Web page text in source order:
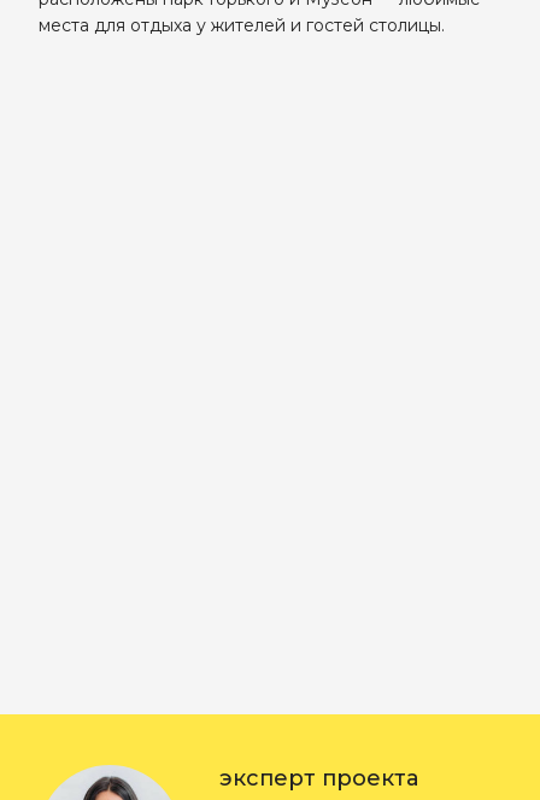
места для отдыха у жителей и гостей столицы.
эксперт проекта